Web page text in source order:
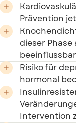

Prävention

dieser
beeinflussbar

Risiko für
hormonal

Intervention